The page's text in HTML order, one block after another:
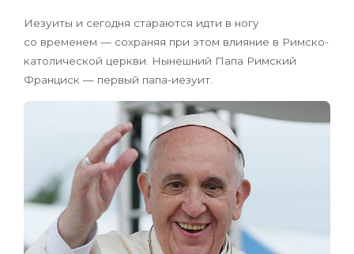
Иезуиты и сегодня стараются идти в ногу
со временем — сохраняя при этом влияние в Римско-
католической церкви. Нынешний Папа Римский
Франциск — первый папа-иезуит.